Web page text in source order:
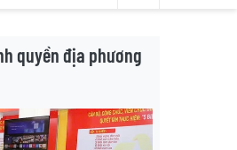
quyền địa phương